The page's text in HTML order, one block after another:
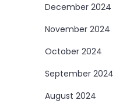
December 2024
November 2024
October 2024
September 2024
August 2024